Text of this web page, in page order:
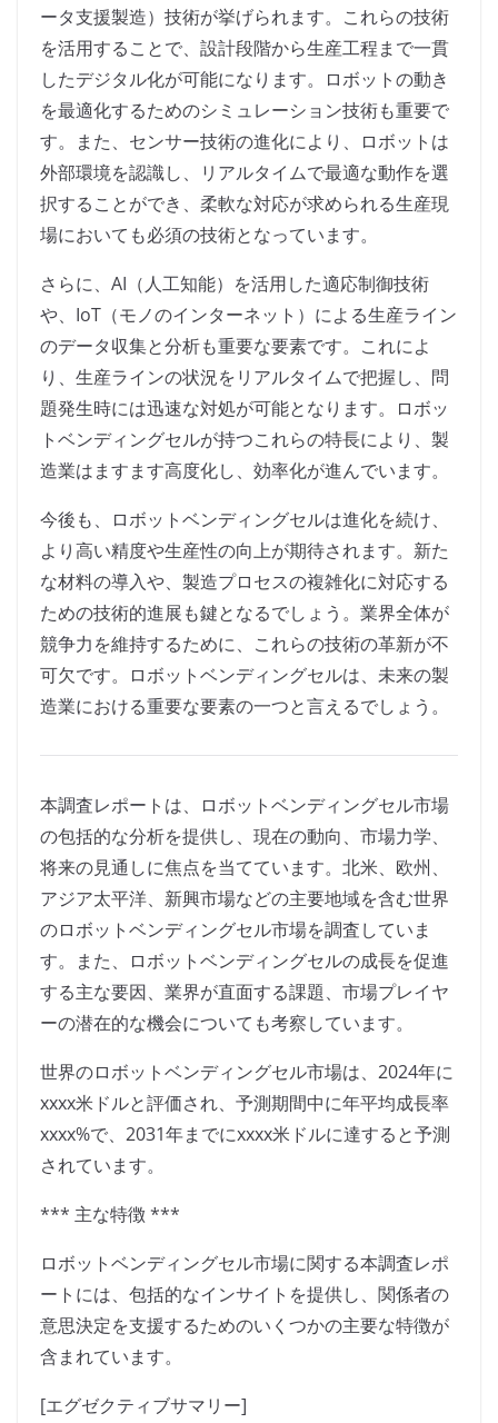
ータ支援製造）技術が挙げられます。これらの技術
を活用することで、設計段階から生産工程まで一貫
したデジタル化が可能になります。ロボットの動き
を最適化するためのシミュレーション技術も重要で
す。また、センサー技術の進化により、ロボットは
外部環境を認識し、リアルタイムで最適な動作を選
択することができ、柔軟な対応が求められる生産現
場においても必須の技術となっています。
さらに、AI（人工知能）を活用した適応制御技術
や、IoT（モノのインターネット）による生産ライン
のデータ収集と分析も重要な要素です。これによ
り、生産ラインの状況をリアルタイムで把握し、問
題発生時には迅速な対処が可能となります。ロボッ
トベンディングセルが持つこれらの特長により、製
造業はますます高度化し、効率化が進んでいます。
今後も、ロボットベンディングセルは進化を続け、
より高い精度や生産性の向上が期待されます。新た
な材料の導入や、製造プロセスの複雑化に対応する
ための技術的進展も鍵となるでしょう。業界全体が
競争力を維持するために、これらの技術の革新が不
可欠です。ロボットベンディングセルは、未来の製
造業における重要な要素の一つと言えるでしょう。
本調査レポートは、ロボットベンディングセル市場
の包括的な分析を提供し、現在の動向、市場力学、
将来の見通しに焦点を当てています。北米、欧州、
アジア太平洋、新興市場などの主要地域を含む世界
のロボットベンディングセル市場を調査していま
す。また、ロボットベンディングセルの成長を促進
する主な要因、業界が直面する課題、市場プレイヤ
ーの潜在的な機会についても考察しています。
世界のロボットベンディングセル市場は、2024年に
xxxx米ドルと評価され、予測期間中に年平均成長率
xxxx%で、2031年までにxxxx米ドルに達すると予測
されています。
*** 主な特徴 ***
ロボットベンディングセル市場に関する本調査レポ
ートには、包括的なインサイトを提供し、関係者の
意思決定を支援するためのいくつかの主要な特徴が
含まれています。
[エグゼクティブサマリー]